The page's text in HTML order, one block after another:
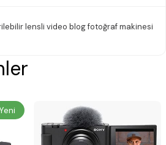
lensli video blog fotoğraf makinesi
Yeni